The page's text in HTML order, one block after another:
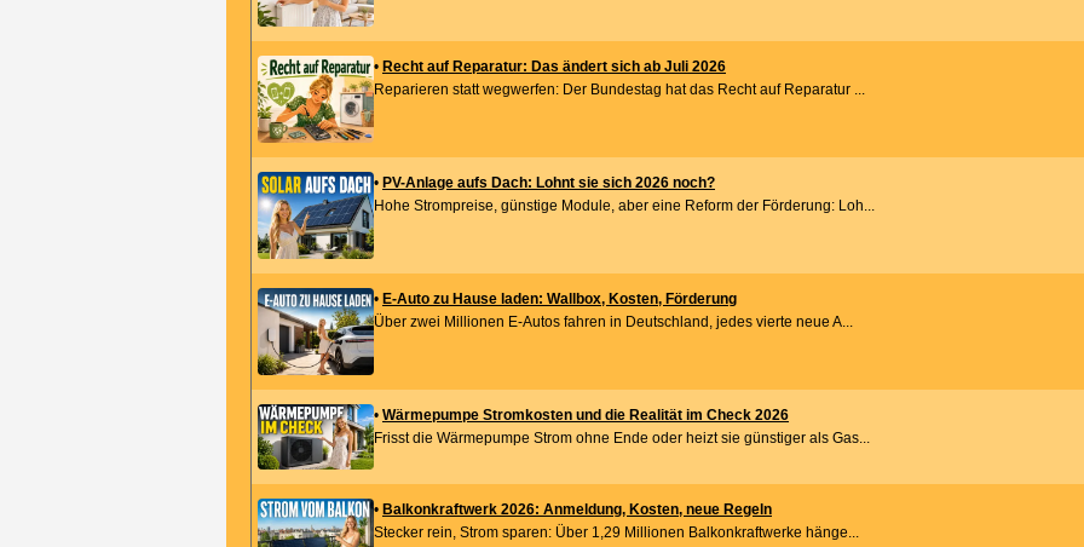
• Recht auf Reparatur: Das ändert sich ab Juli 2026
Reparieren statt wegwerfen: Der Bundestag hat das Recht auf Reparatur ...
• PV-Anlage aufs Dach: Lohnt sie sich 2026 noch?
Hohe Strompreise, günstige Module, aber eine Reform der Förderung: Loh...
• E-Auto zu Hause laden: Wallbox, Kosten, Förderung
Über zwei Millionen E-Autos fahren in Deutschland, jedes vierte neue A...
• Wärmepumpe Stromkosten und die Realität im Check 2026
Frisst die Wärmepumpe Strom ohne Ende oder heizt sie günstiger als Gas...
• Balkonkraftwerk 2026: Anmeldung, Kosten, neue Regeln
Stecker rein, Strom sparen: Über 1,29 Millionen Balkonkraftwerke hänge...